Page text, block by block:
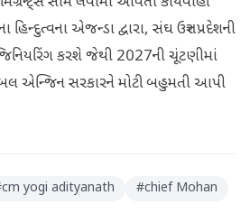
એજન્ડા દ્વારા, સંઘ ઉત્તર પ્રદેશની
કરશે જેથી 2027ની ચૂંટણીમાં
ડબલ એન્જિન સરકારને મોટી બહુમતી આપી
cm yogi adityanath #chief Mohan